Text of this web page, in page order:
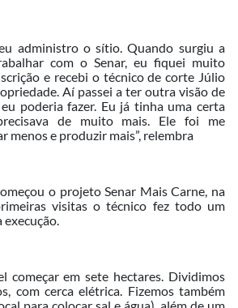
administro o sítio. Quando surgiu a
com o Senar, eu fiquei muito
e recebi o técnico de corte Júlio
Aí passei a ter outra visão de
poderia fazer. Eu já tinha uma certa
de muito mais. Ele foi me
menos e produzir mais”, relembra
o projeto Senar Mais Carne, na
visitas o técnico fez todo um
começar em sete hectares. Dividimos
com cerca elétrica. Fizemos também